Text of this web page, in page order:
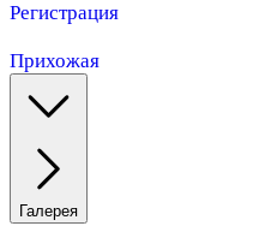
Регистрация
Прихожая
Галерея